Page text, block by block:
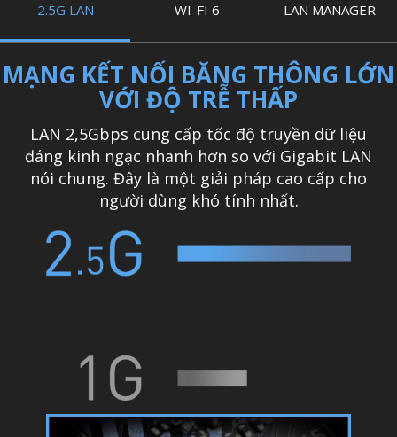
2.5G LAN WI-FI 6 LAN MANAGER
MẠNG KẾT NỐI BĂNG THÔNG LỚN
VỚI ĐỘ TRỄ THẤP
LAN 2,5Gbps cung cấp tốc độ truyền dữ liệu
đáng kinh ngạc nhanh hơn so với Gigabit LAN
nói chung. Đây là một giải pháp cao cấp cho
người dùng khó tính nhất.